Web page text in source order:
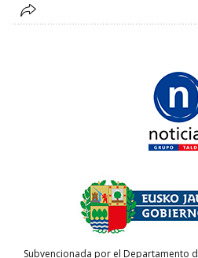
Subvencionada por el Departamento